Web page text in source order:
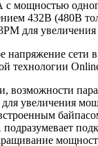
432В (480В
для
сети
технологии
возможности
увеличения